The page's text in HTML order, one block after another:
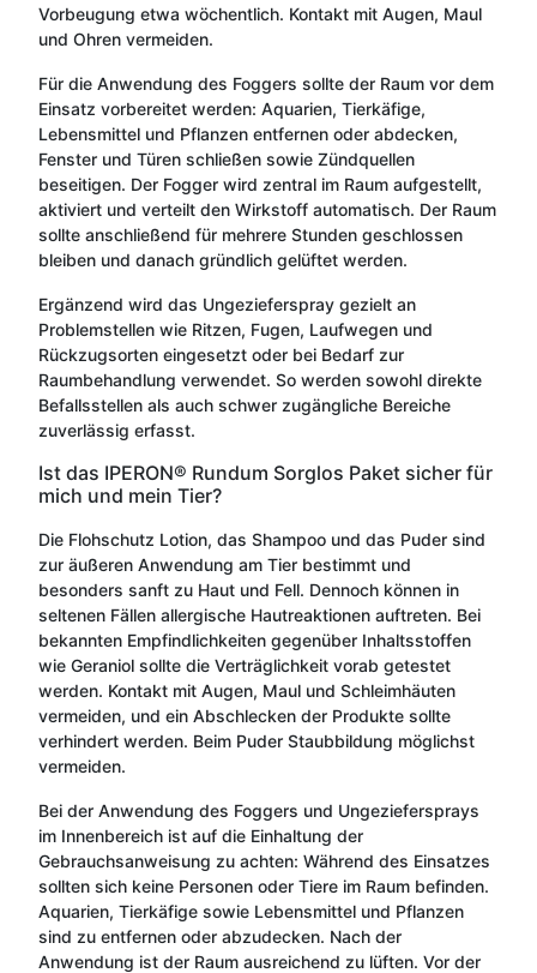
Vorbeugung etwa wöchentlich. Kontakt mit Augen, Maul
und Ohren vermeiden.
Für die Anwendung des Foggers sollte der Raum vor dem
Einsatz vorbereitet werden: Aquarien, Tierkäfige,
Lebensmittel und Pflanzen entfernen oder abdecken,
Fenster und Türen schließen sowie Zündquellen
beseitigen. Der Fogger wird zentral im Raum aufgestellt,
aktiviert und verteilt den Wirkstoff automatisch. Der Raum
sollte anschließend für mehrere Stunden geschlossen
bleiben und danach gründlich gelüftet werden.
Ergänzend wird das Ungezieferspray gezielt an
Problemstellen wie Ritzen, Fugen, Laufwegen und
Rückzugsorten eingesetzt oder bei Bedarf zur
Raumbehandlung verwendet. So werden sowohl direkte
Befallsstellen als auch schwer zugängliche Bereiche
zuverlässig erfasst.
Ist das IPERON® Rundum Sorglos Paket sicher für
mich und mein Tier?
Die Flohschutz Lotion, das Shampoo und das Puder sind
zur äußeren Anwendung am Tier bestimmt und
besonders sanft zu Haut und Fell. Dennoch können in
seltenen Fällen allergische Hautreaktionen auftreten. Bei
bekannten Empfindlichkeiten gegenüber Inhaltsstoffen
wie Geraniol sollte die Verträglichkeit vorab getestet
werden. Kontakt mit Augen, Maul und Schleimhäuten
vermeiden, und ein Abschlecken der Produkte sollte
verhindert werden. Beim Puder Staubbildung möglichst
vermeiden.
Bei der Anwendung des Foggers und Ungeziefersprays
im Innenbereich ist auf die Einhaltung der
Gebrauchsanweisung zu achten: Während des Einsatzes
sollten sich keine Personen oder Tiere im Raum befinden.
Aquarien, Tierkäfige sowie Lebensmittel und Pflanzen
sind zu entfernen oder abzudecken. Nach der
Anwendung ist der Raum ausreichend zu lüften. Vor der